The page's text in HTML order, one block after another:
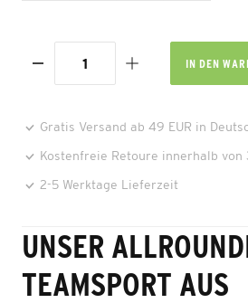
IN DEN
Gratis Versand ab 49 EUR in
Kostenfreie Retoure innerhalb von
2-5 Werktage Lieferzeit
UNSER
TEAMSPORT AUS